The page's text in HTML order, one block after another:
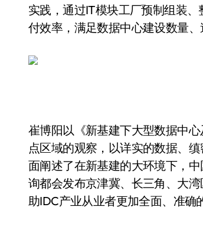
实践，通过IT模块工厂预制组装
付效率，满足数据中心建设数量
崔博阳以《新基建下大型数据中
点区域的观察，以详实的数据、
面阐述了在新基建的大环境下，
询都会发布京津冀、长三角、大
助IDC产业从业者更加全面、准确